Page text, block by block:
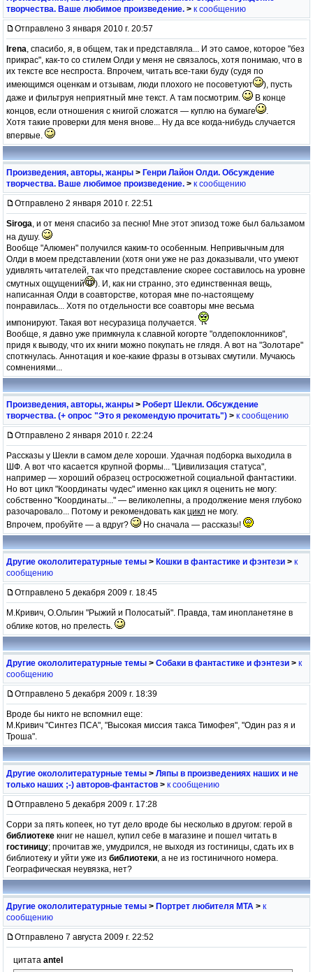
творчества. Ваше любимое произведение. > к сообщению
Отправлено 3 января 2010 г. 20:57
Irena, спасибо, я, в общем, так и представляла... И это самое, которое "без
прикрас", как-то со стилем Олди у меня не связалось, хотя понимаю, что в
их тексте все неспроста. Впрочем, читать все-таки буду (судя по
имеющимся оценкам и отзывам, люди плохого не посоветуют
), пусть
даже и фильтруя неприятный мне текст. А там посмотрим.
В конце
концов, если отношения с книгой сложатся — куплю на бумаге
.
Хотя такие проверки для меня внове... Ну да все когда-нибудь случается
впервые.
Произведения, авторы, жанры > Генри Лайон Олди. Обсуждение
творчества. Ваше любимое произведение. > к сообщению
Отправлено 2 января 2010 г. 22:51
Siroga, и от меня спасибо за песню! Мне этот эпизод тоже был бальзамом
на душу.
Вообще "Алюмен" получился каким-то особенным. Непривычным для
Олди в моем представлении (хотя они уже не раз доказывали, что умеют
удивлять читателей, так что представление скорее составилось на уровне
смутных ощущений
). И, как ни странно, это единственная вещь,
написанная Олди в соавторстве, которая мне по-настоящему
понравилась... Хотя по отдельности все соавторы мне весьма
импонируют. Такая вот несуразица получается.
Вообще, я давно уже примкнула к славной когорте "олдепоклонников",
придя к выводу, что их книги можно покупать не глядя. А вот на "Золотаре"
споткнулась. Аннотация и кое-какие фразы в отзывах смутили. Мучаюсь
сомнениями...
Произведения, авторы, жанры > Роберт Шекли. Обсуждение
творчества. (+ опрос "Это я рекомендую прочитать") > к сообщению
Отправлено 2 января 2010 г. 22:24
Рассказы у Шекли в самом деле хороши. Удачная подборка выходила в
ШФ. А вот что касается крупной формы... "Цивилизация статуса",
например — хороший образец остросюжетной социальной фантастики.
Но вот цикл "Координаты чудес" именно как цикл я оценить не могу:
собственно "Координаты..." — великолепны, а продолжение меня глубоко
разочаровало... Потому и рекомендовать как цикл не могу.
Впрочем, пробуйте — а вдруг?
Но сначала — рассказы!
Другие окололитературные темы > Кошки в фантастике и фэнтези > к
сообщению
Отправлено 5 декабря 2009 г. 18:45
М.Кривич, О.Ольгин "Рыжий и Полосатый". Правда, там инопланетяне в
облике котов, но прелесть.
Другие окололитературные темы > Собаки в фантастике и фэнтези > к
сообщению
Отправлено 5 декабря 2009 г. 18:39
Вроде бы никто не вспомнил еще:
М.Кривич "Синтез ПСА", "Высокая миссия такса Тимофея", "Один раз я и
Троша".
Другие окололитературные темы > Ляпы в произведениях наших и не
только наших ;-) авторов-фантастов > к сообщению
Отправлено 5 декабря 2009 г. 17:28
Сорри за пять копеек, но тут дело вроде бы несколько в другом: герой в
библиотеке книг не нашел, купил себе в магазине и пошел читать в
гостиницу; прочитав же, умудрился, не выходя из гостиницы, сдать их в
библиотеку и уйти уже из библиотеки, а не из гостиничного номера.
Географическая неувязка, нет?
Другие окололитературные темы > Портрет любителя МТА > к
сообщению
Отправлено 7 августа 2009 г. 22:52
цитата antel